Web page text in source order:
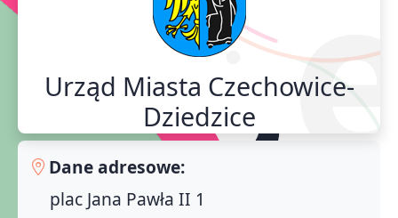
Urząd Miasta Czechowice-
Dziedzice
Dane adresowe:
plac Jana Pawła II 1